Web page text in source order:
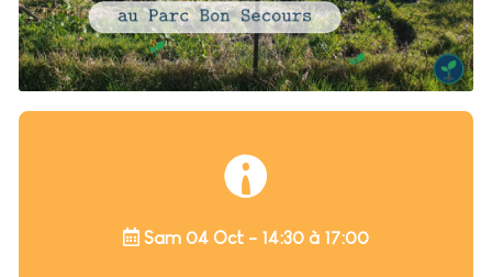
Sam 04 Oct - 14:30 à 17:00